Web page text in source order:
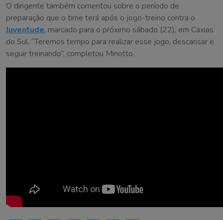
O dirigente também comentou sobre o período de
preparação que o time terá após o jogo-treino contra o
Juventude, marcado para o próximo sábado (22), em Caxias
do Sul. “Teremos tempo para realizar esse jogo, descansar e
seguir treinando”, completou Minotto.